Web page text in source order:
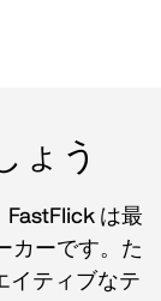
ょう
FastFlick は最
カーです。た
イティブなテ